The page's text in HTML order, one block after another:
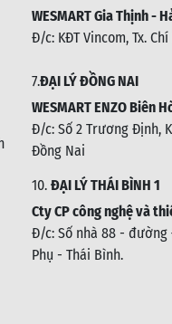
WESMART Gia Thịnh -
Đ/c: KĐT Vincom, Tx.
7.ĐẠI LÝ ĐỒNG NAI
WESMART ENZO Biên
Đ/c:Số 2 Trương Định,
Đồng Nai
10.ĐẠI LÝ THÁI BÌNH 1
Cty CP công nghệ và
Đ/c: Số nhà 88 - đường
Phụ - Thái Bình.